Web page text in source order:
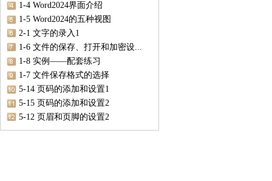
1-4 Word2024界面介绍
1-5 Word2024的五种视图
2-1 文字的录入1
1-6 文件的保存、打开和加密设...
1-8 实例——配套练习
1-7 文件保存格式的选择
5-14 页码的添加和设置1
5-15 页码的添加和设置2
5-12 页眉和页脚的设置2